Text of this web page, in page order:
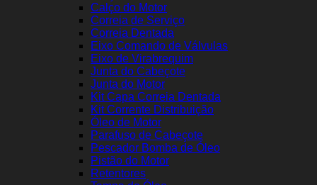
Calço do Motor
Correia de Serviço
Correia Dentada
Eixo Comando de Válvulas
Eixo de Virabrequim
Junta do Cabeçote
Junta do Motor
Kit Capa Correia Dentada
Kit Corrente Distribuição
Óleo de Motor
Parafuso de Cabeçote
Pescador Bomba de Óleo
Pistão do Motor
Retentores